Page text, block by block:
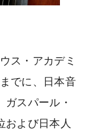
ス・アカデミ
でに、日本音
スパール・
および日本人